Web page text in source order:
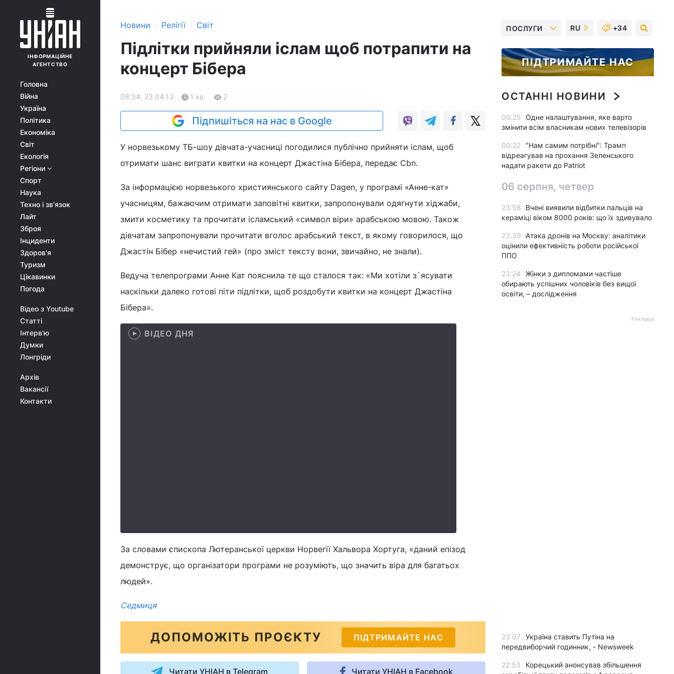
ІНФОРМАЦІЙНЕ
АГЕНТСТВО
Головна
Війна
Україна
Політика
Економіка
Світ
Екологія
Регіони
Спорт
Наука
Техно і зв'язок
Лайт
Зброя
Інциденти
Здоров'я
Туризм
Цікавинки
Погода
Відео з Youtube
Статті
Інтерв'ю
Думки
Лонгріди
Архів
Вакансії
Контакти
Новини › Релігії › Світ
Підлітки прийняли іслам щоб потрапити на
концерт Бібера
08:54, 23.04.13 1 хв. 2
Підпишіться на нас в Google
У норвезькому ТБ-шоу дівчата-учасниці погодилися публічно прийняти іслам, щоб
отримати шанс виграти квитки на концерт Джастіна Бібера, передає Cbn.
За інформацією норвезького християнського сайту Dagen, у програмі «Анне-кат»
учасницям, бажаючим отримати заповітні квитки, запропонували одягнути хіджаби,
змити косметику та прочитати ісламський «символ віри» арабською мовою. Також
дівчатам запропонували прочитати вголос арабський текст, в якому говорилося, що
Джастін Бібер «нечистий гей» (про зміст тексту вони, звичайно, не знали).
Ведуча телепрограми Анне Кат пояснила те що сталося так: «Ми хотіли з`ясувати
наскільки далеко готові піти підлітки, щоб роздобути квитки на концерт Джастіна
Бібера».
ВІДЕО ДНЯ
За словами єпископа Лютеранської церкви Норвегії Хальвора Хортуга, «даний епізод
демонструє, що організатори програми не розуміють, що значить віра для багатьох
людей».
Седмиця
ДОПОМОЖІТЬ ПРОЄКТУ ПІДТРИМАЙТЕ НАС
Читати УНІАН в Telegram Читати УНІАН в Facebook
ПОСЛУГИ RU +34
ПІДТРИМАЙТЕ НАС
ОСТАННІ НОВИНИ
00:25 Одне налаштування, яке варто
змінити всім власникам нових телевізорів
00:22
"Нам самим потрібні": Трамп
відреагував на прохання Зеленського
надати ракети до Patriot
06 серпня, четвер
23:58
Вчені виявили відбитки пальців на
кераміці віком 8000 років: що їх здивувало
23:39
Атака дронів на Москву: аналітики
оцінили ефективність роботи російської
ППО
23:24
Жінки з дипломами частіше
обирають успішних чоловіків без вищої
освіти, – дослідження
Реклама
23:07
Україна ставить Путіна на
передвиборчий годинник, - Newsweek
22:53
Корецький анонсував збільшення